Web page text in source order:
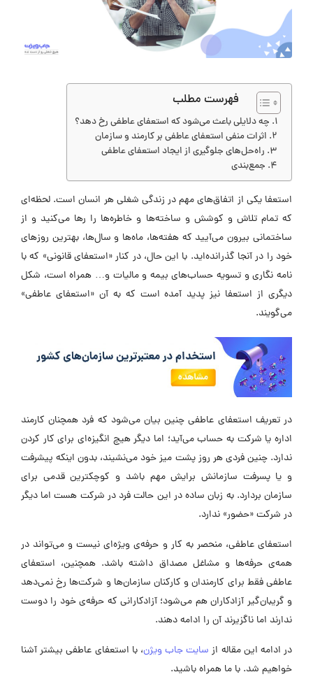
فهرست مطلب
چه دلایلی باعث می‌شود که استعفای عاطفی رخ دهد؟
اثرات منفی استعفای عاطفی بر کارمند و سازمان
راه‌حل‌های جلوگیری از ایجاد استعفای عاطفی
جمع‌بندی
استعفا یکی از اتفاق‌های مهم در زندگی شغلی هر انسان است. لحظه‌ای
که تمام تلاش و کوشش و ساخته‌ها و خاطره‌ها را رها می‌کنید و از
ساختمانی بیرون می‌آیید که هفته‌ها، ماه‌ها و سال‌ها، بهترین روزهای
خود را در آنجا گذرانده‌اید. با این حال، در کنار «استعفای قانونی» که با
نامه نگاری و تسویه حساب‌‎های بیمه و مالیات و… همراه است، شکل
دیگری از استعفا نیز پدید آمده است که به آن «استعفای عاطفی»
می‌گویند.
در تعریف استعفای عاطفی چنین بیان می‌شود که فرد همچنان کارمند
اداره یا شرکت به حساب می‌آید؛ اما دیگر هیچ انگیزه‌ای برای کار کردن
ندارد. چنین فردی هر روز پشت میز خود می‌نشیند، بدون اینکه پیشرفت
و یا پسرفت سازمانش برایش مهم باشد و کوچکترین قدمی برای
سازمان بردارد. به زبان ساده در این حالت فرد در شرکت هست اما دیگر
در شرکت «حضور» ندارد.
استعفای عاطفی، منحصر به کار و حرفه‌ی ویژه‌ای نیست و می‌تواند در
همه‌ی حرفه‌ها و مشاغل مصداق داشته باشد. همچنین، استعفای
عاطفی فقط برای کارمندان و کارکنان سازمان‌ها و شرکت‌ها رخ نمی‌دهد
و گریبان‌گیر آزادکاران هم می‌شود؛ آزادکارانی که حرفه‌ی خود را دوست
ندارند اما ناگزیرند آن را ادامه دهند.
در ادامه این مقاله از سایت جاب ویژن، با استعفای عاطفی بیشتر آشنا
خواهیم شد. با ما همراه باشید.